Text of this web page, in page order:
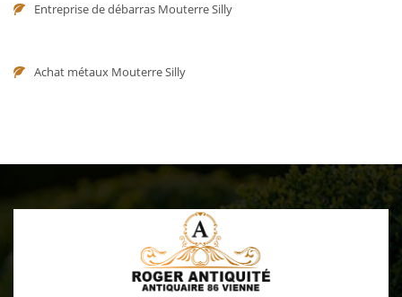
Entreprise de débarras Mouterre Silly
Achat métaux Mouterre Silly